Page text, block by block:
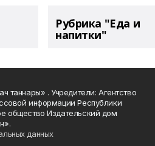
Рубрика "Еда и
напитки"
таннары» . Учредители: Агентство
информации Республики
общество Издательский дом
данных